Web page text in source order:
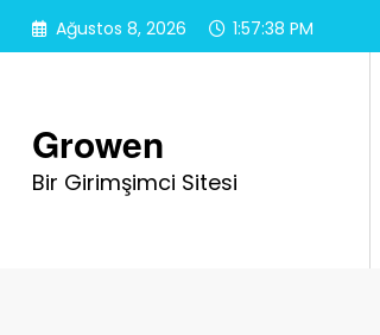
İçeriğe
atla
Ağustos 8, 2026 1:57:39 PM
Growen
Bir Girimşimci Sitesi